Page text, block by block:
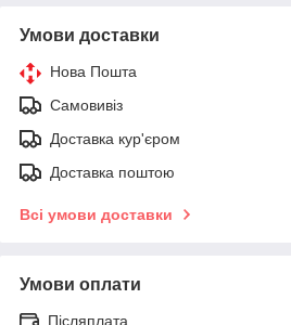
Умови доставки
Нова Пошта
Самовивіз
Доставка кур'єром
Доставка поштою
Всі умови доставки
Умови оплати
Післяплата